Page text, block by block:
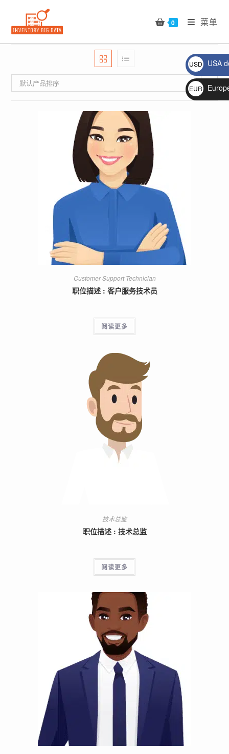
content
0 菜单
默认产品排序
Customer Support Technician
职位描述 : 客户服务技术员
阅读更多
技术总监
职位描述 : 技术总监
阅读更多
USD
$
USA
EUR
€